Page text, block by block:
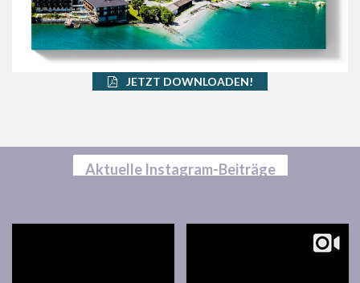
JETZT DOWNLOADEN!
Aktuelle Instagram-Beiträge